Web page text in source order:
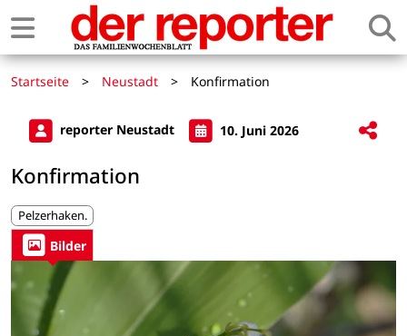
Startseite > Neustadt > Konfirmation
reporter Neustadt 10. Juni 2026
Konfirmation
Pelzerhaken.
Bilder